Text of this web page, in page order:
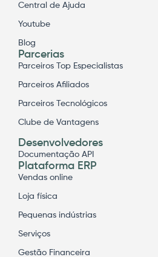
Central de Ajuda
Youtube
Blog
Parcerias
Parceiros Top Especialistas
Parceiros Afiliados
Parceiros Tecnológicos
Clube de Vantagens
Desenvolvedores
Documentação API
Plataforma ERP
Vendas online
Loja física
Pequenas indústrias
Serviços
Gestão Financeira